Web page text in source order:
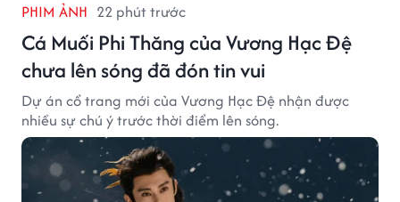
PHIM ẢNH 22 phút trước
Cá Muối Phi Thăng của Vương Hạc Đệ
chưa lên sóng đã đón tin vui
Dự án cổ trang mới của Vương Hạc Đệ nhận được
nhiều sự chú ý trước thời điểm lên sóng.